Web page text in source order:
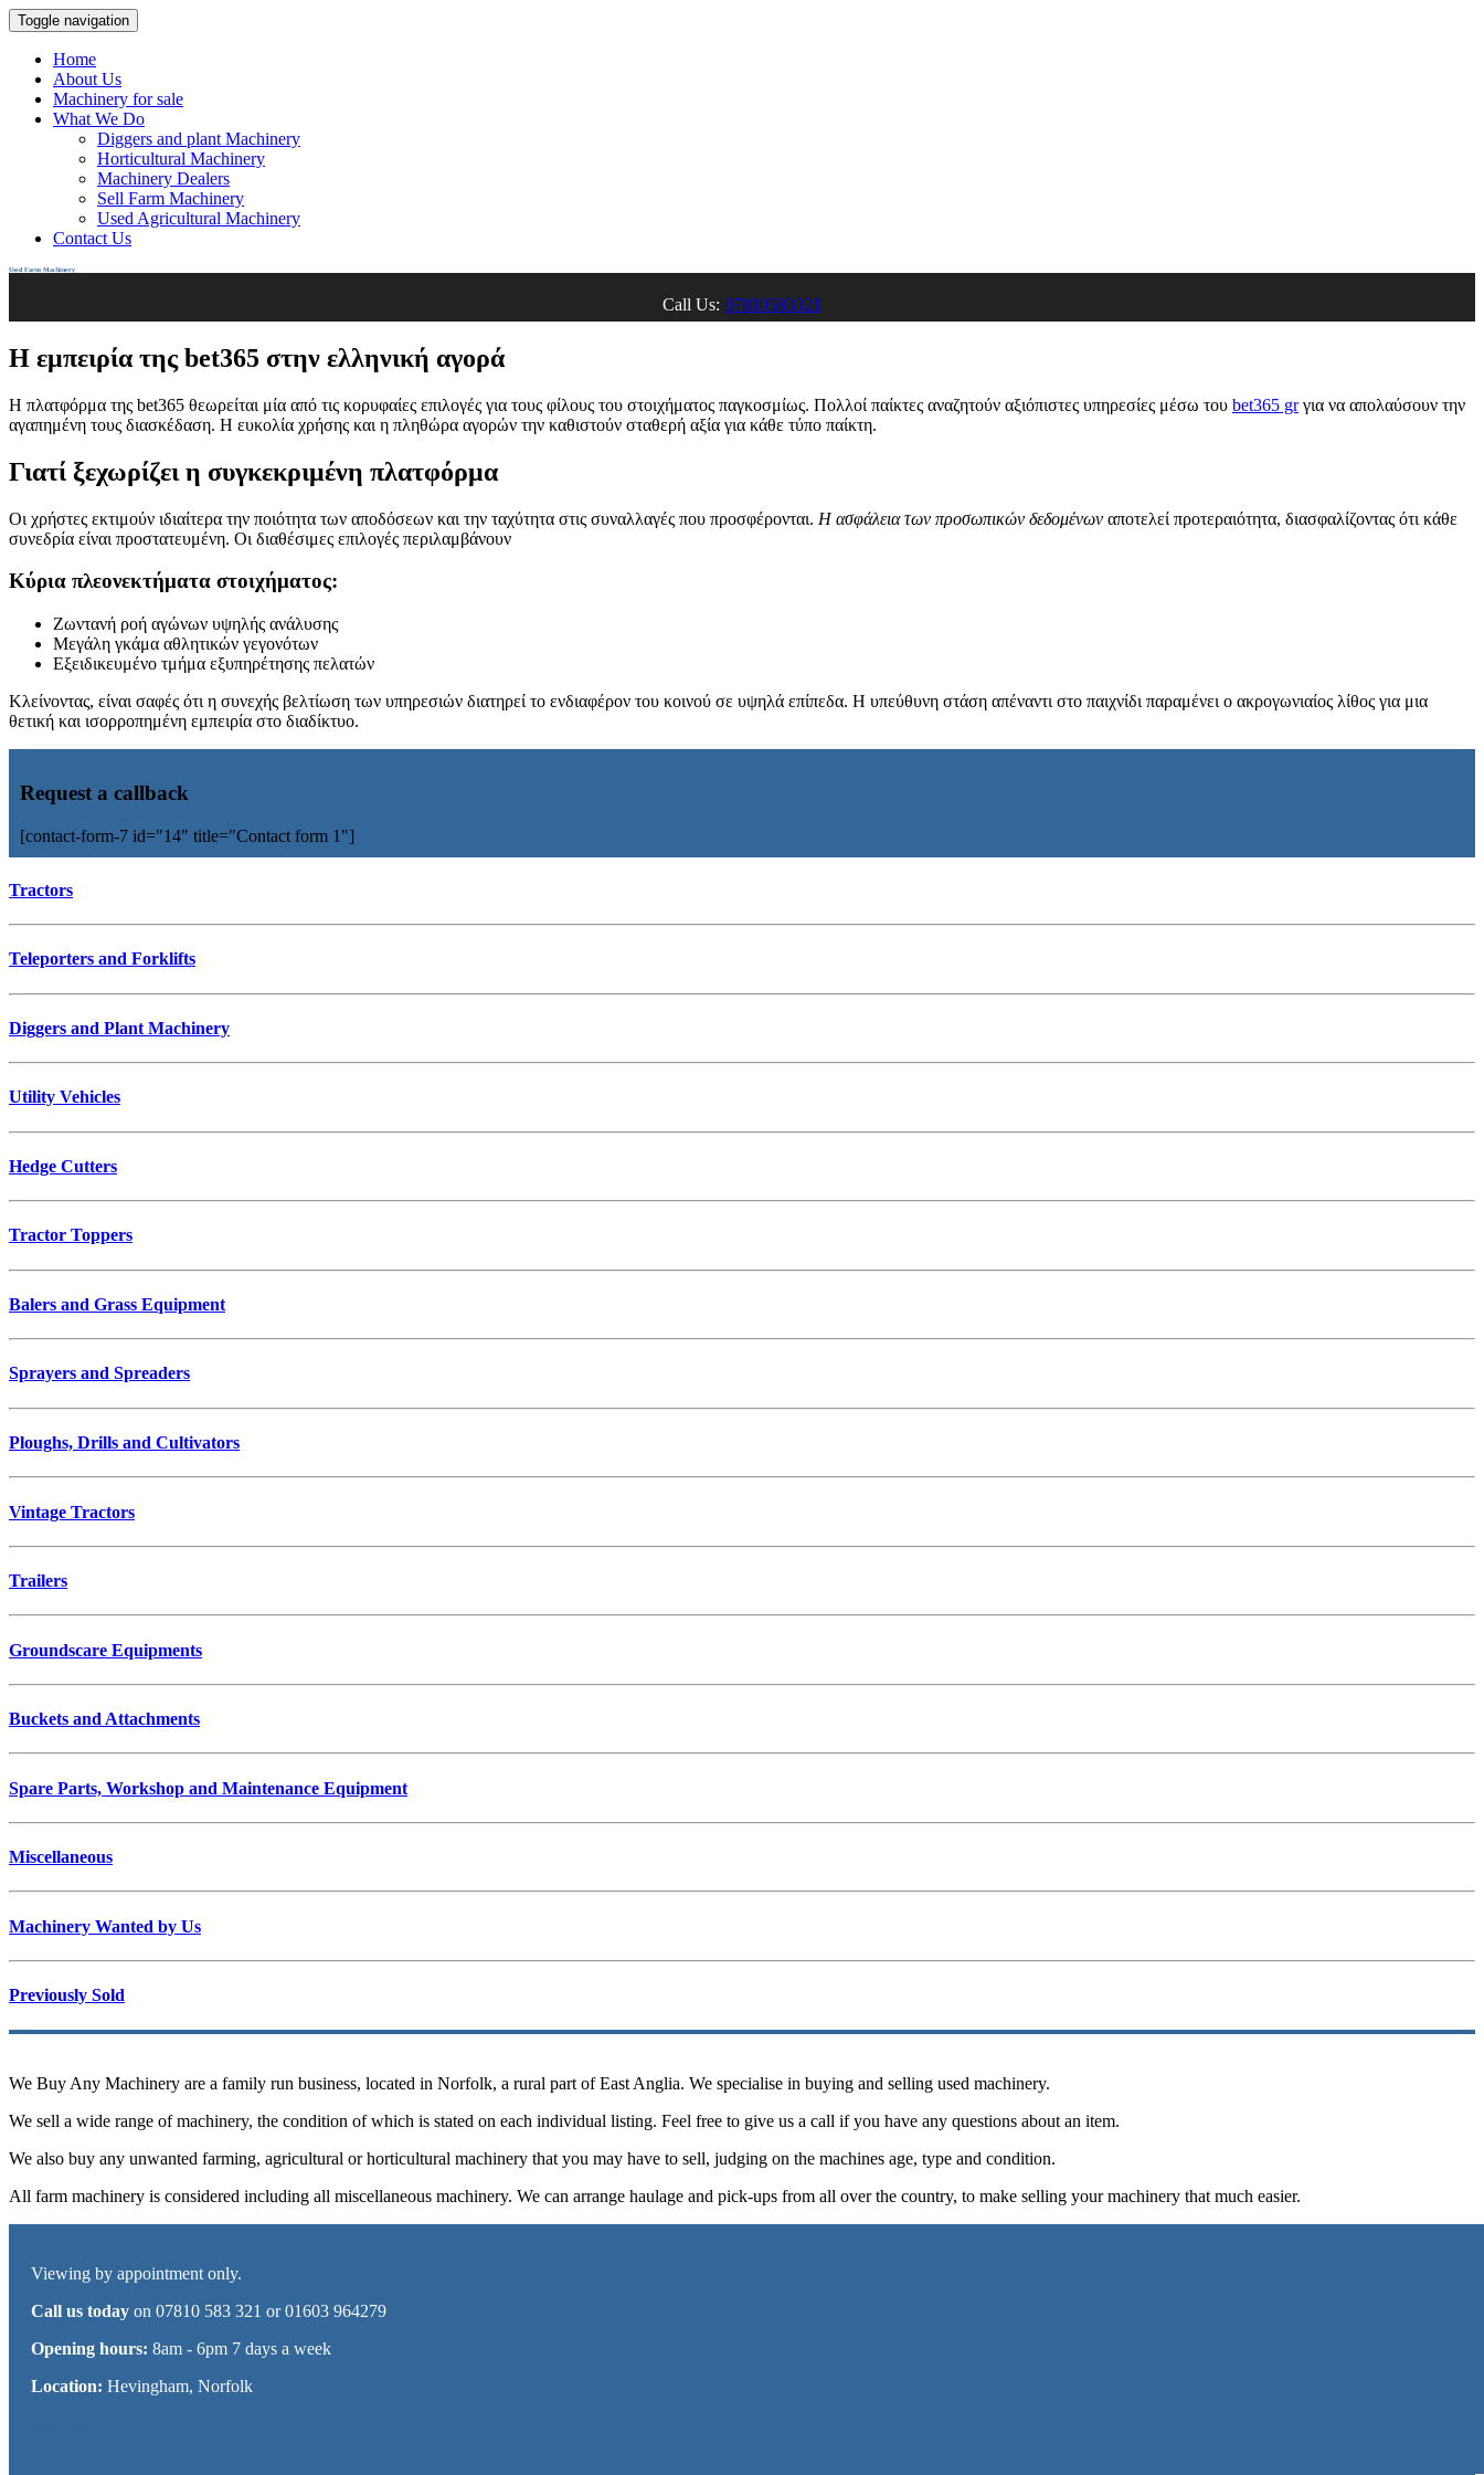
Toggle navigation
Home
About Us
Machinery for sale
What We Do
Diggers and plant Machinery
Horticultural Machinery
Machinery Dealers
Sell Farm Machinery
Used Agricultural Machinery
Contact Us
Used Farm Machinery
Call Us: 07810583321
Η εμπειρία της bet365 στην ελληνική αγορά
Η πλατφόρμα της bet365 θεωρείται μία από τις κορυφαίες επιλογές για τους φίλους του στοιχήματος παγκοσμίως. Πολλοί παίκτες αναζητούν αξιόπιστες υπηρεσίες μέσω του bet365 grγια να απολαύσουν την
αγαπημένη τους διασκέδαση. Η ευκολία χρήσης και η πληθώρα αγορών την καθιστούν σταθερή αξία για κάθε τύπο παίκτη.
Γιατί ξεχωρίζει η συγκεκριμένη πλατφόρμα
Οι χρήστες εκτιμούν ιδιαίτερα την ποιότητα των αποδόσεων και την ταχύτητα στις συναλλαγές που προσφέρονται. Η ασφάλεια των προσωπικών δεδομένων αποτελεί προτεραιότητα, διασφαλίζοντας ότι κάθε
συνεδρία είναι προστατευμένη. Οι διαθέσιμες επιλογές περιλαμβάνουν
Κύρια πλεονεκτήματα στοιχήματος:
Ζωντανή ροή αγώνων υψηλής ανάλυσης
Μεγάλη γκάμα αθλητικών γεγονότων
Εξειδικευμένο τμήμα εξυπηρέτησης πελατών
Κλείνοντας, είναι σαφές ότι η συνεχής βελτίωση των υπηρεσιών διατηρεί το ενδιαφέρον του κοινού σε υψηλά επίπεδα. Η υπεύθυνη στάση απέναντι στο παιχνίδι παραμένει ο ακρογωνιαίος λίθος για μια
θετική και ισορροπημένη εμπειρία στο διαδίκτυο.
Request a callback
[contact-form-7 id="14" title="Contact form 1"]
Tractors
Teleporters and Forklifts
Diggers and Plant Machinery
Utility Vehicles
Hedge Cutters
Tractor Toppers
Balers and Grass Equipment
Sprayers and Spreaders
Ploughs, Drills and Cultivators
Vintage Tractors
Trailers
Groundscare Equipments
Buckets and Attachments
Spare Parts, Workshop and Maintenance Equipment
Miscellaneous
Machinery Wanted by Us
Previously Sold
We Buy Any Machinery are a family run business, located in Norfolk, a rural part of East Anglia. We specialise in buying and selling used machinery.
We sell a wide range of machinery, the condition of which is stated on each individual listing. Feel free to give us a call if you have any questions about an item.
We also buy any unwanted farming, agricultural or horticultural machinery that you may have to sell, judging on the machines age, type and condition.
All farm machinery is considered including all miscellaneous machinery. We can arrange haulage and pick-ups from all over the country, to make selling your machinery that much easier.
Viewing by appointment only.
Call us today on 07810 583 321 or 01603 964279
Opening hours: 8am - 6pm 7 days a week
Location: Hevingham, Norfolk